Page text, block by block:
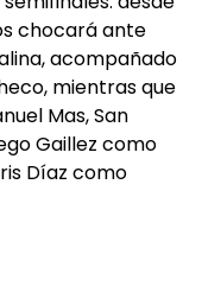
chocará ante
acompañado
mientras que
Mas, San
Gaillez como
Díaz como